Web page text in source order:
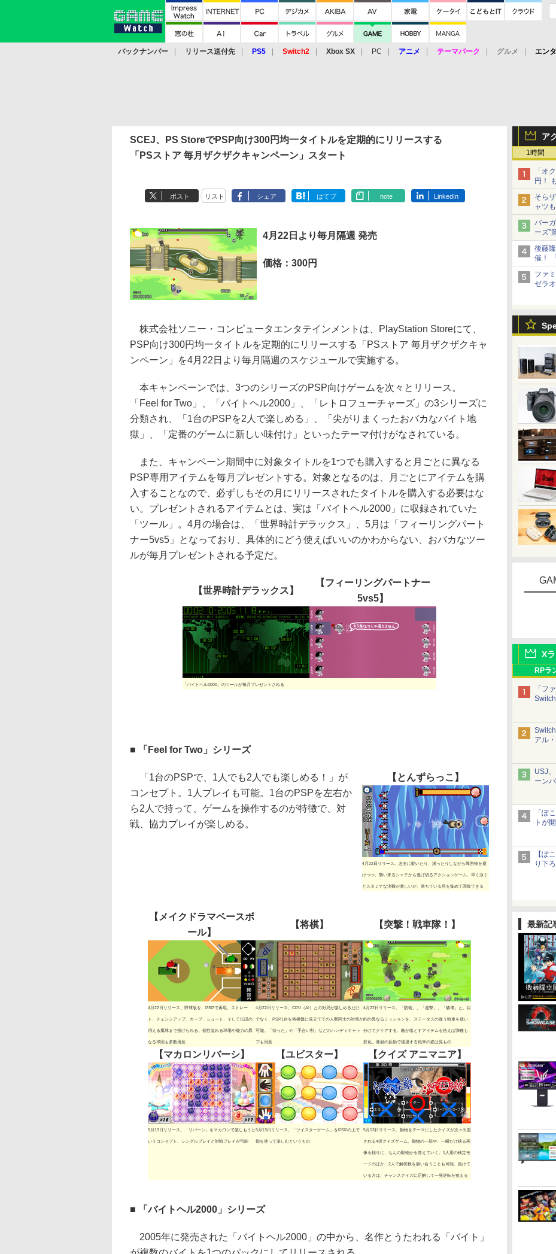
バックナンバー リリース送付先 PS5 Switch2 Xbox SX PC アニメ テーマパーク グルメ エン
ア
1時間
「オ
円！
更新】
ニン
67%
そら
ャツ
ライ
バー
ーズ”
8月7
「特
型チ
後藤
催！
監督
ファ
ゼラ
X
RPラ
「フ
アッ
アル
USJ
ーン
組み
「ぽ
トが
【ぽ
り下
最新記
SCEJ、PS StoreでPSP向け300円均一タイトルを定期的にリリースする
「PSストア 毎月ザクザクキャンペーン」スタート
ポスト リスト シェア はてブ note LinkedIn
4月22日より毎月隔週 発売
価格：300円
株式会社ソニー・コンピュータエンタテインメントは、PlayStation Storeにて、
PSP向け300円均一タイトルを定期的にリリースする「PSストア 毎月ザクザクキャ
ンペーン」を4月22日より毎月隔週のスケジュールで実施する。
本キャンペーンでは、3つのシリーズのPSP向けゲームを次々とリリース。
「Feel for Two」、「バイトヘル2000」、「レトロフューチャーズ」の3シリーズに
分類され、「1台のPSPを2人で楽しめる」、「尖がりまくったおバカなバイト地
獄」、「定番のゲームに新しい味付け」といったテーマ付けがなされている。
また、キャンペーン期間中に対象タイトルを1つでも購入すると月ごとに異なる
PSP専用アイテムを毎月プレゼントする。対象となるのは、月ごとにアイテムを購
入することなので、必ずしもその月にリリースされたタイトルを購入する必要はな
い。プレゼントされるアイテムとは、実は「バイトヘル2000」に収録されていた
「ツール」。4月の場合は、「世界時計デラックス」、5月は「フィーリングパート
ナー5vs5」となっており、具体的にどう使えばいいのかわからない、おバカなツー
ルが毎月プレゼントされる予定だ。
【世界時計デラックス】
【フィーリングパートナー
5vs5】
「バイトヘル2000」のツールが毎月プレゼントされる
■ 「Feel for Two」シリーズ
【とんずらっこ】
4月22日リリース。左右に動いたり、潜ったりしながら障害物を避
けつつ、襲い来るシャチから逃げ切るアクションゲーム。早く泳ぐ
とスタミナな消費が激しいが、落ちている貝を集めて回復できる
「1台のPSPで、1人でも2人でも楽しめる！」が
コンセプト。1人プレイも可能。1台のPSPを左右か
ら2人で持って、ゲームを操作するのが特徴で、対
戦、協力プレイが楽しめる。
【メイクドラマベースボ
ール】
【将棋】 【突撃！戦車隊！】
4月22日リリース。野球版を、PSPで再現。ストレー
ト、チェンジアップ、カーブ、シュート、そして伝説の
消える魔球まで投げられる。個性溢れる球場や能力の異
なる球団も多数用意
4月22日リリース。CPU（AI）との対局が楽しめるだけ
でなく、PSP1台を将棋盤に見立てての人間同士の対局が
可能。「待った」や「手合い割」などのハンディキャッ
プも用意
4月22日リリース。「防衛」、「迎撃」、「破壊」と、目
的の異なるミッションを、ステータスの違う戦車を使い
分けてクリアする。敵が落とすアイテムを拾えば弾種も
変化。発射の反動で後退する戦車の姿は見もの
【マカロンリバーシ】 【ユビスター】 【クイズ アニマニア】
5月13日リリース。「リバーシ」をマカロンで楽しもうと
いうコンセプト。シングルプレイと対戦プレイが可能
5月13日リリース。「ツイスターゲーム」をPSPの上で
指を使って楽しむというもの
5月13日リリース。動物をテーマにしたクイズが次々出題
される4択クイズゲーム。動物の一部や、一瞬だけ映る画
像を頼りに、なんの動物かを答えていく。1人用の検定モ
ードのほか、2人で解答数を競い合うことも可能。負けて
いる方は、チャンスクイズに正解して一発逆転を狙える
■ 「バイトヘル2000」シリーズ
2005年に発売された「バイトヘル2000」の中から、名作とうたわれる「バイト」